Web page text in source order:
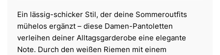
Ein lässig-schicker Stil, der deine Sommeroutfits
mühelos ergänzt – diese Damen-Pantoletten
verleihen deiner Alltagsgarderobe eine elegante
Note. Durch den weißen Riemen mit einem